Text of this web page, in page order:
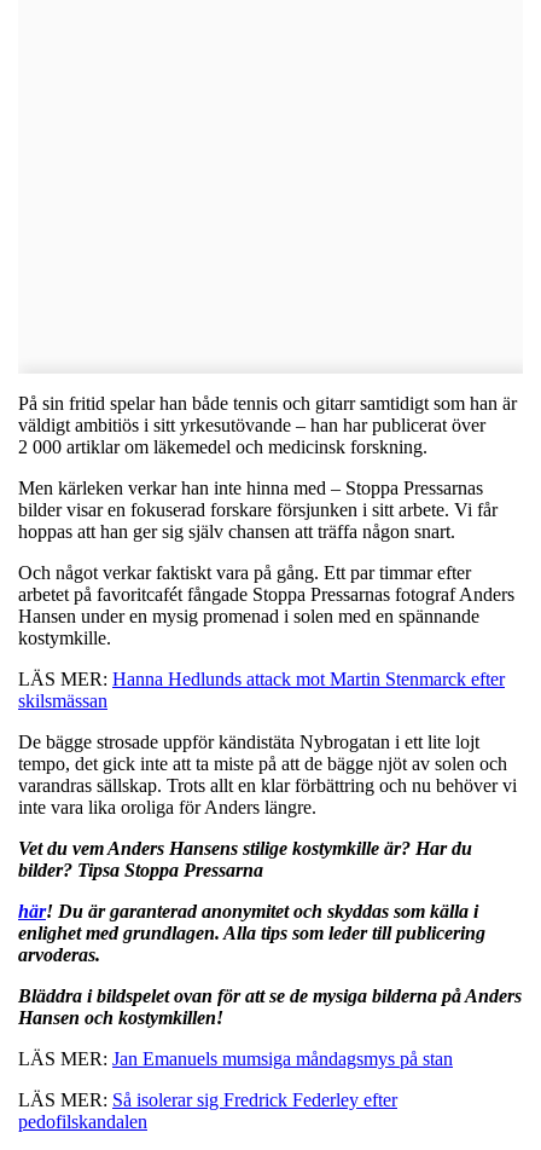
På sin fritid spelar han både tennis och gitarr samtidigt som han är
väldigt ambitiös i sitt yrkesutövande – han har publicerat över
2 000 artiklar om läkemedel och medicinsk forskning.
Men kärleken verkar han inte hinna med – Stoppa Pressarnas
bilder visar en fokuserad forskare försjunken i sitt arbete. Vi får
hoppas att han ger sig själv chansen att träffa någon snart.
Och något verkar faktiskt vara på gång. Ett par timmar efter
arbetet på favoritcafét fångade Stoppa Pressarnas fotograf Anders
Hansen under en mysig promenad i solen med en spännande
kostymkille.
LÄS MER: Hanna Hedlunds attack mot Martin Stenmarck efter
skilsmässan
De bägge strosade uppför kändistäta Nybrogatan i ett lite lojt
tempo, det gick inte att ta miste på att de bägge njöt av solen och
varandras sällskap. Trots allt en klar förbättring och nu behöver vi
inte vara lika oroliga för Anders längre.
Vet du vem Anders Hansens stilige kostymkille är? Har du
bilder? Tipsa Stoppa Pressarna
här! Du är garanterad anonymitet och skyddas som källa i
enlighet med grundlagen. Alla tips som leder till publicering
arvoderas.
Bläddra i bildspelet ovan för att se de mysiga bilderna på Anders
Hansen och kostymkillen!
LÄS MER: Jan Emanuels mumsiga måndagsmys på stan
LÄS MER: Så isolerar sig Fredrick Federley efter
pedofilskandalen